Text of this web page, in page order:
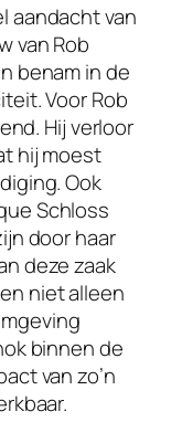
aandacht van
van Rob
benam in de
Voor Rob
Hij verloor
hij moest
Ook
Schloss
door haar
deze zaak
niet alleen
binnen de
van zo’n